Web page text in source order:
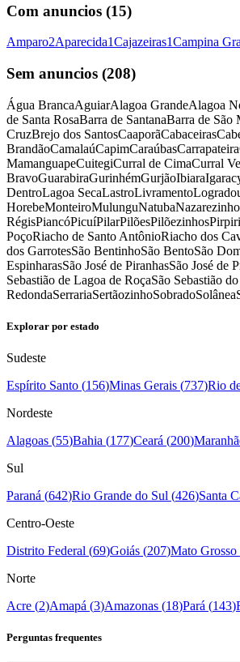
Com anuncios (15)
Amparo2Aparecida1Cajazeiras1Campina
Sem anuncios (208)
Água BrancaAguiarAlagoa GrandeAlagoa
de Santa RosaBarra de SantanaBarra de São
CruzBrejo dos SantosCaaporãCabaceiras
BrandãoCamalaúCapimCaraúbasCarrapateira
MamanguapeCuitegiCurral de CimaCurral
BravoGuarabiraGurinhémGurjãoIbiara
DentroLagoa SecaLastroLivramento
HorebeMonteiroMulunguNatubaNazarezinho
RégisPiancóPicuíPilarPilõesPilõezinhos
PoçoRiacho de Santo AntônioRiacho dos
dos GarrotesSão BentinhoSão BentoSão
EspinharasSão José de PiranhasSão José de
Sebastião de Lagoa de RoçaSão Sebastião
RedondaSerrariaSertãozinhoSobradoSolânea
Explorar por estado
Sudeste
Espírito Santo (156)Minas Gerais (737)Rio
Nordeste
Alagoas (55)Bahia (177)Ceará (200)
Sul
Paraná (642)Rio Grande do Sul (426)Santa
Centro-Oeste
Distrito Federal (69)Goiás (207)Mato Grosso
Norte
Acre (2)Amapá (3)Amazonas (18)Pará (143)
Perguntas frequentes